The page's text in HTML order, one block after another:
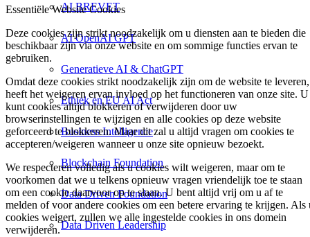
AI BREVET
AI OpenAI GPT
Generatieve AI & ChatGPT
Ethiek en EU AI Act
Business Intelligence
Blockchain Foundation
Data Driven Foundation
Data Driven Leadership
Essentiële Website Cookies
Deze cookies zijn strikt noodzakelijk om u diensten aan te bieden die
beschikbaar zijn via onze website en om sommige functies ervan te
gebruiken.
Omdat deze cookies strikt noodzakelijk zijn om de website te leveren,
heeft het weigeren ervan invloed op het functioneren van onze site. U
kunt cookies altijd blokkeren of verwijderen door uw
browserinstellingen te wijzigen en alle cookies op deze website
geforceerd te blokkeren. Maar dit zal u altijd vragen om cookies te
accepteren/weigeren wanneer u onze site opnieuw bezoekt.
We respecteren volledig als u cookies wilt weigeren, maar om te
voorkomen dat we u telkens opnieuw vragen vriendelijk toe te staan
om een cookie daarvoor op te slaan. U bent altijd vrij om u af te
melden of voor andere cookies om een betere ervaring te krijgen. Als
cookies weigert, zullen we alle ingestelde cookies in ons domein
verwijderen.